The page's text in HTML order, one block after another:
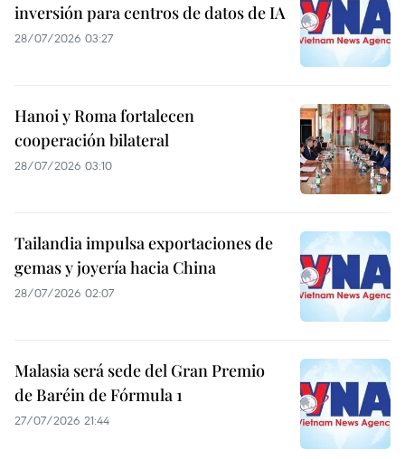
inversión para centros de datos de IA
28/07/2026 03:27
Hanoi y Roma fortalecen
cooperación bilateral
28/07/2026 03:10
Tailandia impulsa exportaciones de
gemas y joyería hacia China
28/07/2026 02:07
Malasia será sede del Gran Premio
de Baréin de Fórmula 1
27/07/2026 21:44